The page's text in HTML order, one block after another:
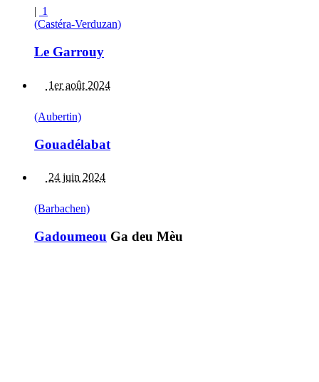
| 1
(Castéra-Verduzan)
Le Garrouy
1er août 2024
(Aubertin)
Gouadélabat
24 juin 2024
(Barbachen)
Gadoumeou Ga deu Mèu